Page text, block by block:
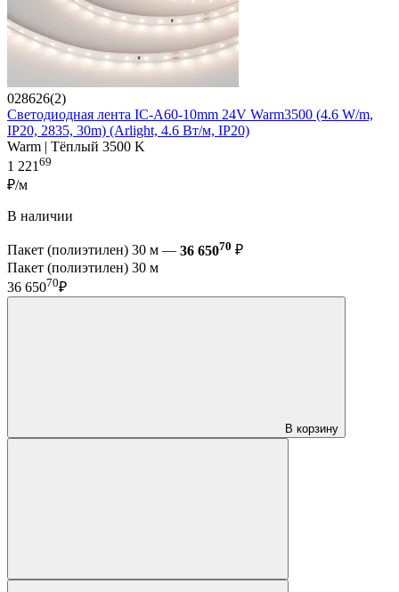
028626(2)
Светодиодная лента IC-A60-10mm 24V Warm3500 (4.6 W/m,
IP20, 2835, 30m) (Arlight, 4.6 Вт/м, IP20)
Warm | Тёплый 3500 K
1 22169
₽/м
В наличии
Пакет (полиэтилен) 30 м — 36 65070 ₽
Пакет (полиэтилен) 30 м
36 65070₽
В корзину